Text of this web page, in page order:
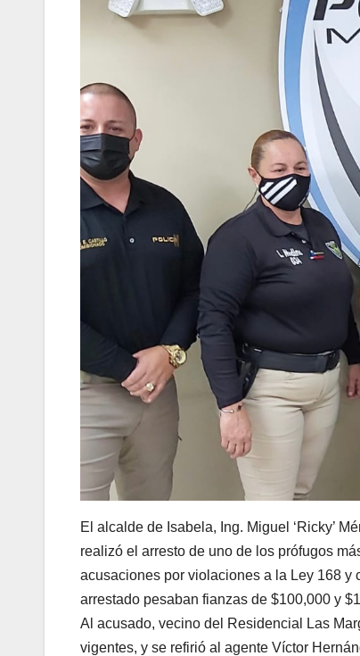
El alcalde de Isabela, Ing. Miguel ‘Ricky’
realizó el arresto de uno de los prófugos
acusaciones por violaciones a la Ley 168 y
arrestado pesaban fianzas de $100,000 y
Al acusado, vecino del Residencial Las
vigentes, y se refirió al agente Víctor